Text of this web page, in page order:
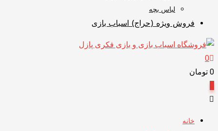
لباس بچه
فروش ویژه (حراج) اسباب بازی
0
0 تومان
خانه